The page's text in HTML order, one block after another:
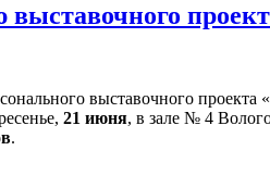
выставочного
21 июня, в зале № 4
.